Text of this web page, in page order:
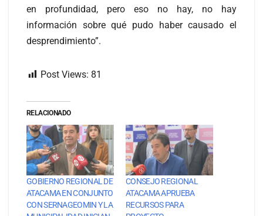
en profundidad, pero eso no hay, no hay
información sobre qué pudo haber causado el
desprendimiento”.
Post Views: 81
RELACIONADO
GOBIERNO REGIONAL DE
ATACAMA EN CONJUNTO
CON SERNAGEOMIN Y LA
CONSEJO REGIONAL
ATACAMA APRUEBA
RECURSOS PARA